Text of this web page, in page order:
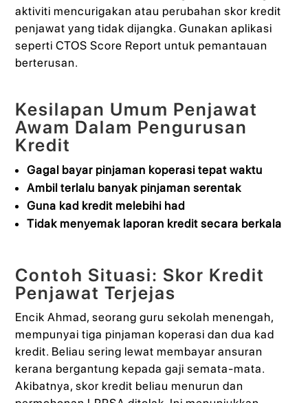
aktiviti mencurigakan atau perubahan skor kredit
penjawat yang tidak dijangka. Gunakan aplikasi
seperti CTOS Score Report untuk pemantauan
berterusan.
Kesilapan Umum Penjawat
Awam Dalam Pengurusan
Kredit
Gagal bayar pinjaman koperasi tepat waktu
Ambil terlalu banyak pinjaman serentak
Guna kad kredit melebihi had
Tidak menyemak laporan kredit secara berkala
Contoh Situasi: Skor Kredit
Penjawat Terjejas
Encik Ahmad, seorang guru sekolah menengah,
mempunyai tiga pinjaman koperasi dan dua kad
kredit. Beliau sering lewat membayar ansuran
kerana bergantung kepada gaji semata-mata.
Akibatnya, skor kredit beliau menurun dan